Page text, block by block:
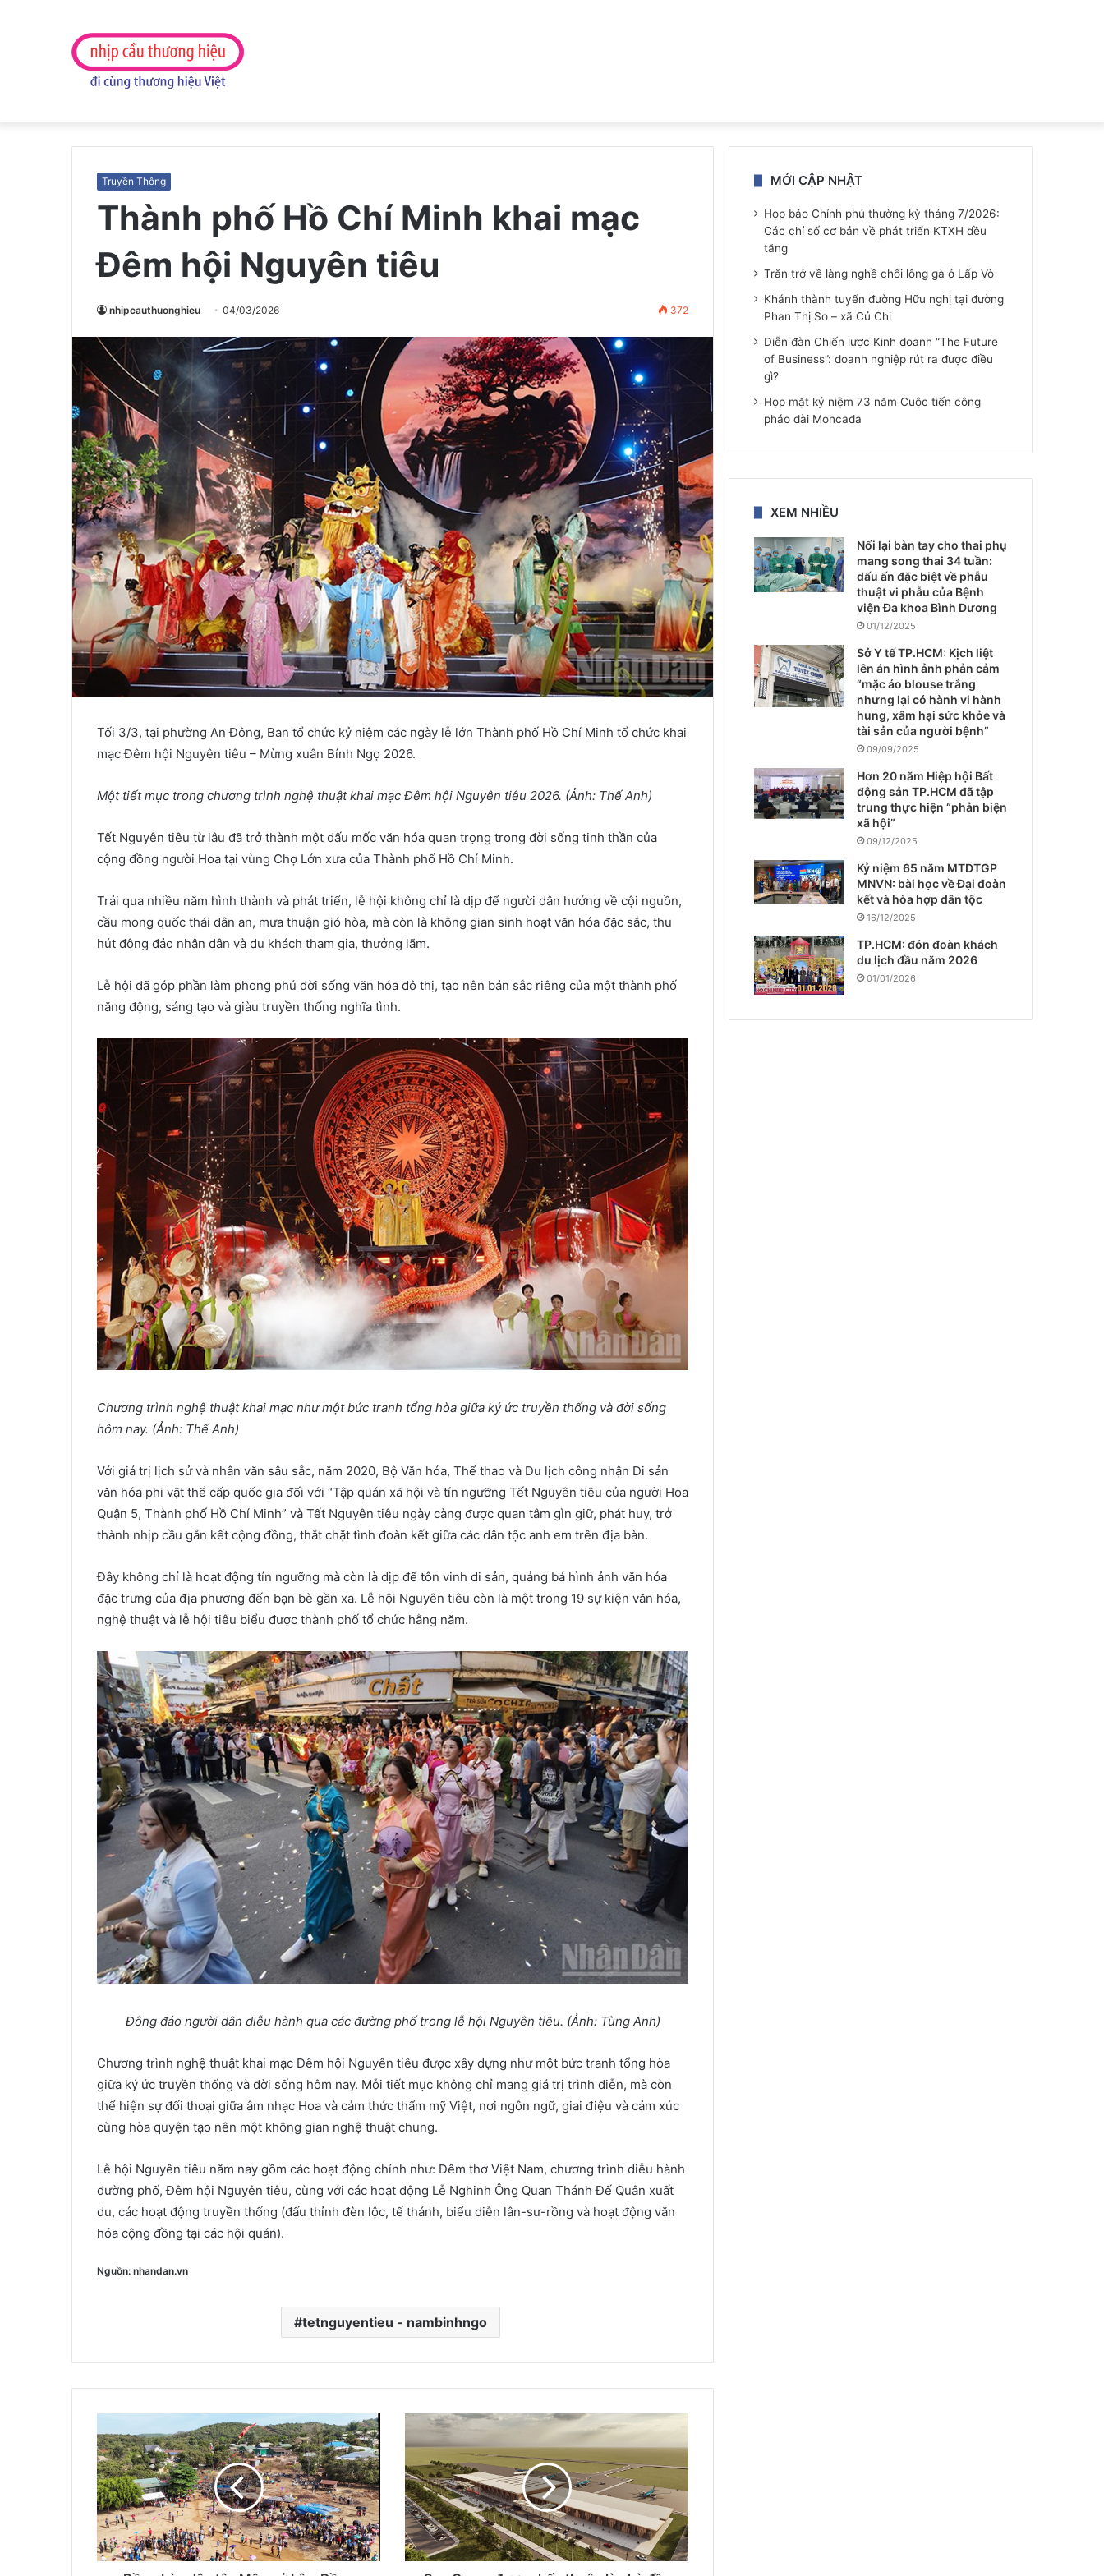
Truyền Thông
Thành phố Hồ Chí Minh khai mạc
Đêm hội Nguyên tiêu
nhipcauthuonghieu 04/03/2026 372
Tối 3/3, tại phường An Đông, Ban tổ chức kỷ niệm các ngày lễ lớn Thành phố Hồ Chí Minh tổ chức khai
mạc Đêm hội Nguyên tiêu – Mừng xuân Bính Ngọ 2026.
Một tiết mục trong chương trình nghệ thuật khai mạc Đêm hội Nguyên tiêu 2026. (Ảnh: Thế Anh)
Tết Nguyên tiêu từ lâu đã trở thành một dấu mốc văn hóa quan trọng trong đời sống tinh thần của
cộng đồng người Hoa tại vùng Chợ Lớn xưa của Thành phố Hồ Chí Minh.
Trải qua nhiều năm hình thành và phát triển, lễ hội không chỉ là dịp để người dân hướng về cội nguồn,
cầu mong quốc thái dân an, mưa thuận gió hòa, mà còn là không gian sinh hoạt văn hóa đặc sắc, thu
hút đông đảo nhân dân và du khách tham gia, thưởng lãm.
Lễ hội đã góp phần làm phong phú đời sống văn hóa đô thị, tạo nên bản sắc riêng của một thành phố
năng động, sáng tạo và giàu truyền thống nghĩa tình.
Chương trình nghệ thuật khai mạc như một bức tranh tổng hòa giữa ký ức truyền thống và đời sống
hôm nay. (Ảnh: Thế Anh)
Với giá trị lịch sử và nhân văn sâu sắc, năm 2020, Bộ Văn hóa, Thể thao và Du lịch công nhận Di sản
văn hóa phi vật thể cấp quốc gia đối với “Tập quán xã hội và tín ngưỡng Tết Nguyên tiêu của người Hoa
Quận 5, Thành phố Hồ Chí Minh” và Tết Nguyên tiêu ngày càng được quan tâm gìn giữ, phát huy, trở
thành nhịp cầu gắn kết cộng đồng, thắt chặt tình đoàn kết giữa các dân tộc anh em trên địa bàn.
Đây không chỉ là hoạt động tín ngưỡng mà còn là dịp để tôn vinh di sản, quảng bá hình ảnh văn hóa
đặc trưng của địa phương đến bạn bè gần xa. Lễ hội Nguyên tiêu còn là một trong 19 sự kiện văn hóa,
nghệ thuật và lễ hội tiêu biểu được thành phố tổ chức hằng năm.
Đông đảo người dân diễu hành qua các đường phố trong lễ hội Nguyên tiêu. (Ảnh: Tùng Anh)
Chương trình nghệ thuật khai mạc Đêm hội Nguyên tiêu được xây dựng như một bức tranh tổng hòa
giữa ký ức truyền thống và đời sống hôm nay. Mỗi tiết mục không chỉ mang giá trị trình diễn, mà còn
thể hiện sự đối thoại giữa âm nhạc Hoa và cảm thức thẩm mỹ Việt, nơi ngôn ngữ, giai điệu và cảm xúc
cùng hòa quyện tạo nên một không gian nghệ thuật chung.
Lễ hội Nguyên tiêu năm nay gồm các hoạt động chính như: Đêm thơ Việt Nam, chương trình diễu hành
đường phố, Đêm hội Nguyên tiêu, cùng với các hoạt động Lễ Nghinh Ông Quan Thánh Đế Quân xuất
du, các hoạt động truyền thống (đấu thỉnh đèn lộc, tế thánh, biểu diễn lân-sư-rồng và hoạt động văn
hóa cộng đồng tại các hội quán).
Nguồn: nhandan.vn
tetnguyentieu - nambinhngo
MỚI CẬP NHẬT
Họp báo Chính phủ thường kỳ tháng 7/2026:
Các chỉ số cơ bản về phát triển KTXH đều
tăng
Trăn trở về làng nghề chổi lông gà ở Lấp Vò
Khánh thành tuyến đường Hữu nghị tại đường
Phan Thị So – xã Củ Chi
Diễn đàn Chiến lược Kinh doanh “The Future
of Business”: doanh nghiệp rút ra được điều
gì?
Họp mặt kỷ niệm 73 năm Cuộc tiến công
pháo đài Moncada
XEM NHIỀU
Nối lại bàn tay cho thai phụ
mang song thai 34 tuần:
dấu ấn đặc biệt về phẫu
thuật vi phẫu của Bệnh
viện Đa khoa Bình Dương
01/12/2025
Sở Y tế TP.HCM: Kịch liệt
lên án hình ảnh phản cảm
“mặc áo blouse trắng
nhưng lại có hành vi hành
hung, xâm hại sức khỏe và
tài sản của người bệnh”
09/09/2025
Hơn 20 năm Hiệp hội Bất
động sản TP.HCM đã tập
trung thực hiện “phản biện
xã hội”
09/12/2025
Kỷ niệm 65 năm MTDTGP
MNVN: bài học về Đại đoàn
kết và hòa hợp dân tộc
16/12/2025
TP.HCM: đón đoàn khách
du lịch đầu năm 2026
01/01/2026